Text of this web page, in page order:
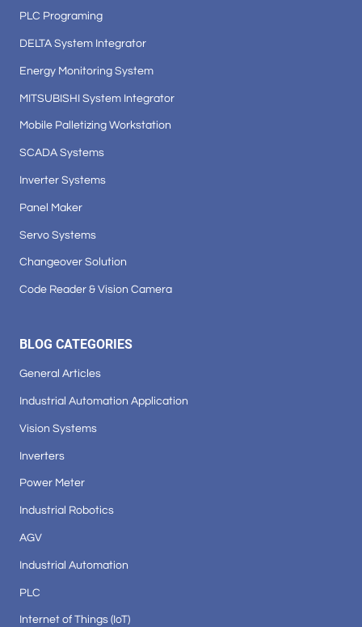
PLC Programing
DELTA System Integrator
Energy Monitoring System
MITSUBISHI System Integrator
Mobile Palletizing Workstation
SCADA Systems
Inverter Systems
Panel Maker
Servo Systems
Changeover Solution
Code Reader & Vision Camera
BLOG CATEGORIES
General Articles
Industrial Automation Application
Vision Systems
Inverters
Power Meter
Industrial Robotics
AGV
Industrial Automation
PLC
Internet of Things (IoT)